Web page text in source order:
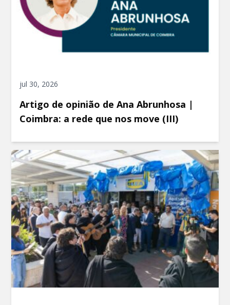
jul 30, 2026
Artigo de opinião de Ana Abrunhosa |
Coimbra: a rede que nos move (III)